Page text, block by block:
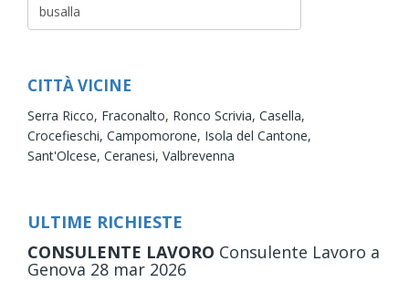
CITTÀ VICINE
Serra Ricco, Fraconalto, Ronco Scrivia, Casella,
Crocefieschi, Campomorone, Isola del Cantone,
Sant'Olcese, Ceranesi, Valbrevenna
ULTIME RICHIESTE
CONSULENTE LAVORO Consulente Lavoro a
Genova 28 mar 2026